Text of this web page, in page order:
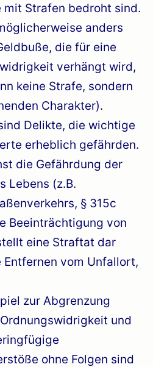
mit Strafen bedroht sind.
anders
die für eine
verhängt wird,
keine Strafe, sondern
Charakter).
Delikte, die wichtige
erheblich gefährden.
die Gefährdung der
Lebens (z.B.
§ 315c
Beeinträchtigung von
eine Straftat dar
Entfernen vom Unfallort,
zur Abgrenzung
und
ohne Folgen sind